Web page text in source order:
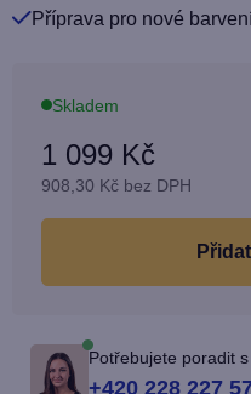
Příprava pro nové
1 099 Kč
908,30 Kč bez DPH
Skladem
Potřebujete poradit
+420 228 227